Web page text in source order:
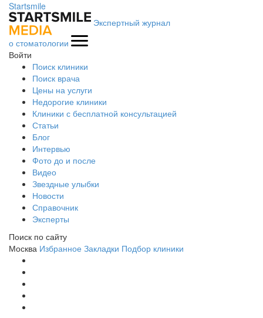
Startsmile
Экспертный журнал
о стоматологии
Войти
Поиск клиники
Поиск врача
Цены на услуги
Недорогие клиники
Клиники с бесплатной консультацией
Статьи
Блог
Интервью
Фото до и после
Видео
Звездные улыбки
Новости
Справочник
Эксперты
Поиск по сайту
Москва Избранное Закладки Подбор клиники